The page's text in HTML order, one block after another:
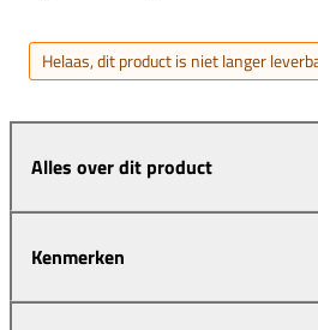
Helaas, dit product is niet langer
Alles over dit product
Kenmerken